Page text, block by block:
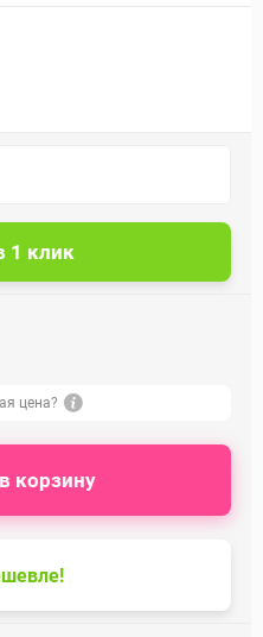
цена?
корзину